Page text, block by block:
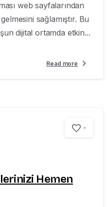
web sayfalarından
sağlamıştır. Bu
dijital ortamda etkin...
Read more
-
Hemen